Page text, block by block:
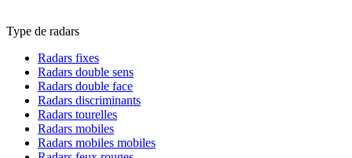
Type de radars
Radars fixes
Radars double sens
Radars double face
Radars discriminants
Radars tourelles
Radars mobiles
Radars mobiles mobiles